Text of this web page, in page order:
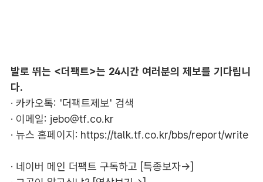
발로 뛰는 <더팩트>는 24시간 여러분의 제보를 기다립니
다.
· 카카오톡: '더팩트제보' 검색
· 이메일: jebo@tf.co.kr
· 뉴스 홈페이지: https://talk.tf.co.kr/bbs/report/write
· 네이버 메인 더팩트 구독하고 [특종보자→]